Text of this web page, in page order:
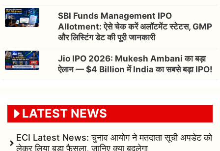
SBI Funds Management IPO
Allotment: ऐसे चेक करें अलॉटमेंट स्टेटस, GMP
और लिस्टिंग डेट की पूरी जानकारी
Jio IPO 2026: Mukesh Ambani का बड़ा
ऐलान — $4 Billion में India का सबसे बड़ा IPO!
LATEST NEWS
ECI Latest News: चुनाव आयोग ने मतदाता सूची अपडेट को
लेकर लिया बड़ा फैसला, जानिए क्या बदलेगा